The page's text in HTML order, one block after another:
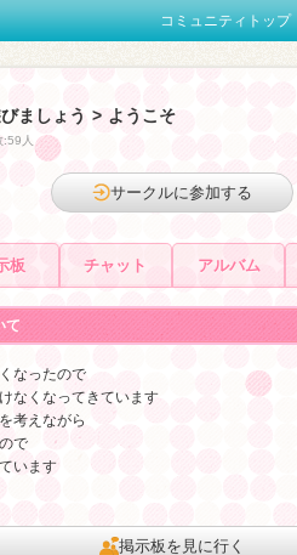
コミュニティトップ
ましょう > ようこそ
:59人
サークルに参加する
板 チャット アルバム
て
なったので
なくなってきています
考えながら
で
います
掲示板を見に行く